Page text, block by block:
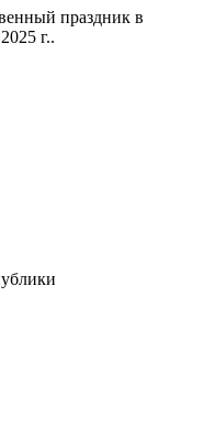
праздник в
г..